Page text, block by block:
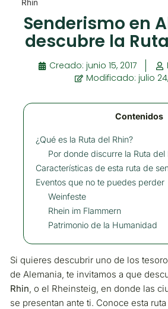
Rhin
Senderismo en
descubre la
Creado: junio 15, 2017
Modificado: julio
Contenidos
¿Qué es la Ruta del Rhin?
Por donde discurre la Ruta del
Características de esta ruta de
Eventos que no te puedes perder
Weinfeste
Rhein im Flammern
Patrimonio de la Humanidad
Si quieres descubrir uno de los
de Alemania, te invitamos a que
Rhin , o el Rheinsteig, en donde las
se presentan ante ti. Conoce esta